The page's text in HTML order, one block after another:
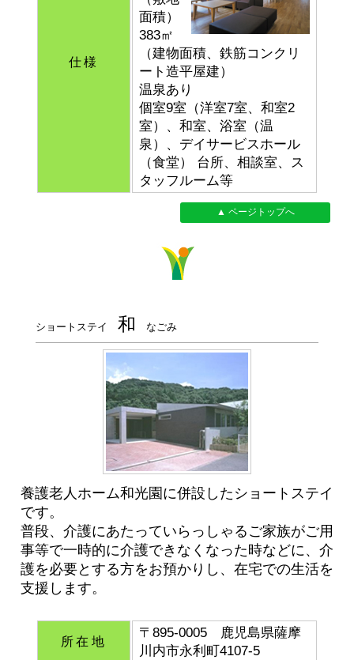
仕様
面積）
383㎡
（建物面積、鉄筋コンクリ
ート造平屋建）
温泉あり
個室9室（洋室7室、和室2
室）、和室、浴室（温
泉）、デイサービスホール
（食堂） 台所、相談室、ス
タッフルーム等
▲ ページトップへ
ショートステイ 和 なごみ
養護老人ホーム和光園に併設したショートステイ
です。
普段、介護にあたっていらっしゃるご家族がご用
事等で一時的に介護できなくなった時などに、介
護を必要とする方をお預かりし、在宅での生活を
支援します。
所在地
〒895-0005 鹿児島県薩摩
川内市永利町4107-5